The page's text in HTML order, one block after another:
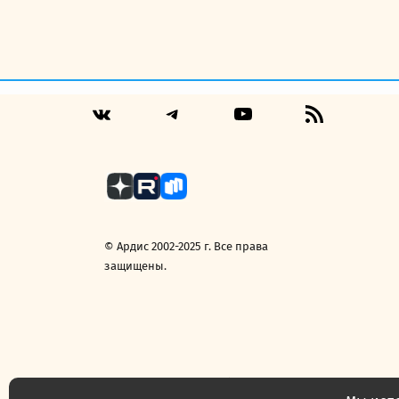
Telegram
© Ардис 2002-2025 г. Все права
защищены.